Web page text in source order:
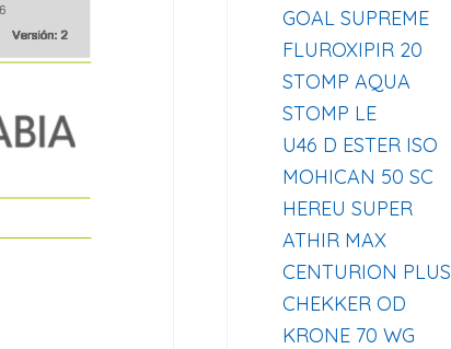
GOAL SUPREME
FLUROXIPIR 20
STOMP AQUA
STOMP LE
U46 D ESTER ISO
MOHICAN 50 SC
HEREU SUPER
ATHIR MAX
CENTURION PLUS
CHEKKER OD
KRONE 70 WG